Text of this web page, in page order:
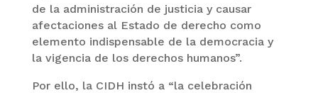
de la administración de justicia y causar
afectaciones al Estado de derecho como
elemento indispensable de la democracia y
la vigencia de los derechos humanos”.
Por ello, la CIDH instó a “la celebración